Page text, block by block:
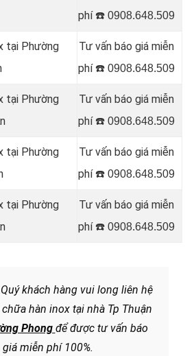
phí ☎️ 0908.648.509
tại Phường
Tư vấn báo giá miễn
phí ☎️ 0908.648.509
tại Phường
Tư vấn báo giá miễn
phí ☎️ 0908.648.509
tại Phường
Tư vấn báo giá miễn
phí ☎️ 0908.648.509
tại Phường
Tư vấn báo giá miễn
phí ☎️ 0908.648.509
Quý khách hàng vui long liên hệ
hàn inox tại nhà Tp Thuận
Phong để được tư vấn báo
giá miễn phí 100%.